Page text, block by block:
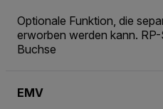
Optionale Funktion, die
erworben werden kann. RP-
Buchse
EMV